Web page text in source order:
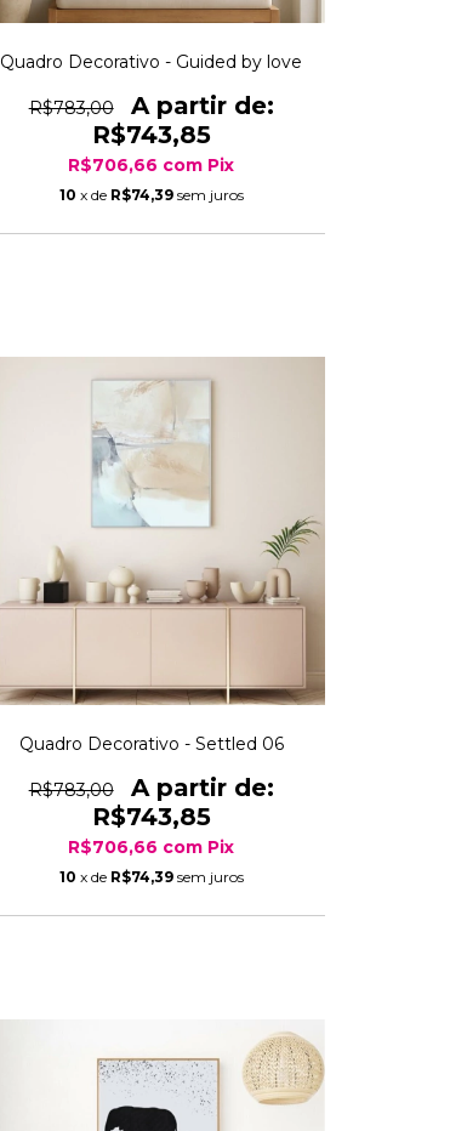
Quadro Decorativo - Guided by love
R$783,00
R$743,85
R$706,66 com Pix
10 x de R$74,39 sem juros
Quadro Decorativo - Settled 06
R$783,00
R$743,85
R$706,66 com Pix
10 x de R$74,39 sem juros